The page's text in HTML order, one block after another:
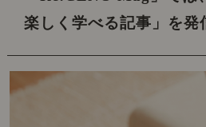
楽しく学べる記事」を発